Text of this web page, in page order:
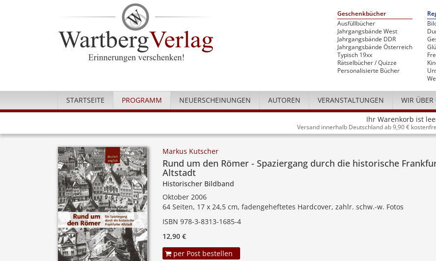
Geschenkbücher
Ausfüllbücher
Jahrgangsbände West
Jahrgangsbände DDR
Jahrgangsbände Österreich
Typisch 19xx
Rätselbücher / Quizze
Personalisierte Bücher
STARTSEITE PROGRAMM NEUERSCHEINUNGEN AUTOREN VERANSTALTUNGEN WIR ÜBER
Ihr Warenkorb ist
Versand innerhalb Deutschland ab 9,90 €
Markus Kutscher
Rund um den Römer - Spaziergang durch die historische
Altstadt
Historischer Bildband
Oktober 2006
64 Seiten, 17 x 24,5 cm, fadengeheftetes Hardcover, zahlr. schw.-w. Fotos
ISBN 978-3-8313-1685-4
12,90 €
per Post bestellen